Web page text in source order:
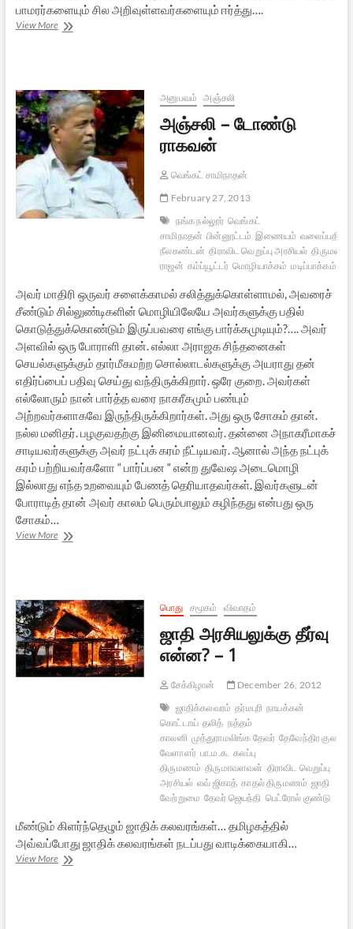
பாமரர்களையும் சில அறிவுள்ளவர்களையும் ஈர்த்து….
View Moreதிராவிட
அனுபவம்
அஞ்சலி
அஞ்சலி – டோண்டு
ராகவன்
வெங்கட் சாமிநாதன்
February 27, 2013
நங்க நல்லூர் வெங்கட்
சாமிநாதன் பின்னூட்டம் இணையம் வலைப்பதிவு
நீலகண்டன் திராவிட வெறுப்பு அரசியல் திருமலை
ராஜன் கம்ப்யூட்டர் மொழியாக்கம் மடிப்பாக்கம்
அவர் மாதிரி ஒருவர் சளைக்காமல் சலித்துக்கொள்ளாமல், அவரைச்
சீண்டும் சில்லுண்டிகளின் மொழியிலேயே அவர்களுக்கு பதில்
கொடுத்துக்கொண்டும் இருப்பவரை எங்கு பார்க்கமுடியும்?…. அவர்
அளவில் ஒரு போராளி தான். எல்லா அராஜக சிந்தனைகள்
செயல்களுக்கும் தார்மீகமற்ற சொல்லாடல்களுக்கு அயராது தன்
எதிர்ப்பைப் பதிவு செய்து வந்திருக்கிறார். ஒரே குறை. அவர்கள்
எல்லோரும் நான் பார்த்த வரை நாகரீகமும் பண்பும்
அற்றவர்களாகவே இருந்திருக்கிறார்கள். அது ஒரு சோகம் தான்.
நல்ல மனிதர். பழகுவதற்கு இனிமையானவர். தன்னை அநாகரீமாகச்
சாடியவர்களுக்கு அவர் நட்புக் கரம் நீட்டியவர். ஆனால் அந்த நட்புக்
கரம் பற்றியவர்களோ “ பார்ப்பன “ என்ற துவேஷ அடைமொழி
இல்லாது எந்த உறவையும் பேணத் தெரியாதவர்கள். இவர்களுடன்
போராடித் தான் அவர் காலம் பெரும்பாலும் கழிந்தது என்பது ஒரு
சோகம்…
View Moreஅஞ்சலி
பொது சமூகம் விவாதம்
ஜாதி அரசியலுக்கு தீர்வு
என்ன? – 1
சேக்கிழான்
December 26, 2012
ஜாதிக்கலவரம் தர்மபுரி நாயக்கன்
கொட்டாய் தலித் நத்தம்
காலனி முத்துராமலிங்க தேவர் தேவேந்திர குல
வேளாளர் பா.ம.க. கலப்பு
திருமணம் திருமாவளவன் திராவிட வெறுப்பு
அரசியல் லவ் ஜிகாத் காதல் திருமணம் ஜாதி
வேற்றுமை தேவர் ஜெயந்தி பெட்ரோல் குண்டு
மீண்டும் கிளர்ந்தெழும் ஜாதிக் கலவரங்கள்… தமிழகத்தில்
அவ்வப்போது ஜாதிக் கலவரங்கள் நடப்பது வாடிக்கையாகி…
View Moreஜாதி